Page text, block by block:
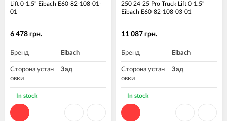
Lift 0-1.5" Eibach E60-82-108-01-
01
6 478 грн.
Бренд Eibach
Сторона устан
овки
Зад
Высота подъе
ма, дюйм
In stock
250 24-25 Pro Truck Lift 0-1.5"
Eibach E60-82-108-03-01
11 087 грн.
Бренд Eibach
Сторона устан
овки
Зад
Высота подъе
ма, дюйм
In stock